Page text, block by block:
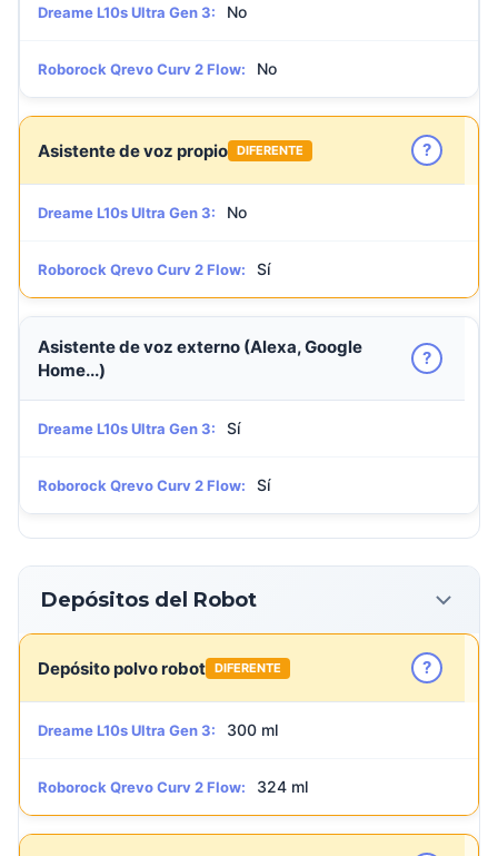
Dreame L10s Ultra Gen 3: No
Roborock Qrevo Curv 2 Flow: No
Asistente de voz propio DIFERENTE ?
Dreame L10s Ultra Gen 3: No
Roborock Qrevo Curv 2 Flow: Sí
Asistente de voz externo (Alexa, Google
Home...)
?
Dreame L10s Ultra Gen 3: Sí
Roborock Qrevo Curv 2 Flow: Sí
Depósitos del Robot
Depósito polvo robot DIFERENTE ?
Dreame L10s Ultra Gen 3: 300 ml
Roborock Qrevo Curv 2 Flow: 324 ml